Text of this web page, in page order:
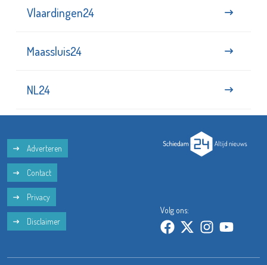
Vlaardingen24
Maassluis24
NL24
Adverteren
Contact
Privacy
Disclaimer
Volg ons: